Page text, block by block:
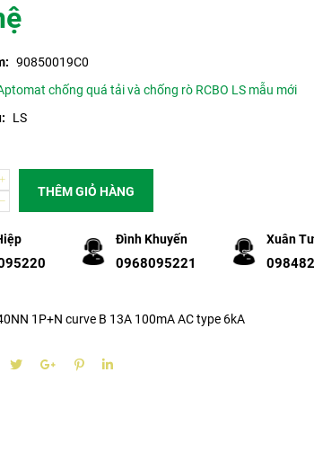
90850019C0
chống quá tải và chống rò RCBO LS mẫu mới
LS
THÊM GIỎ HÀNG
Đình Khuyến
0968095221
Xuân
1P+N curve B 13A 100mA AC type 6kA